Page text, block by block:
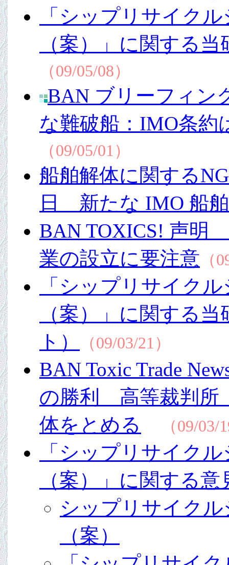
「シップリサイク
（案）」に関する
（09/05/08）
BAN ブリーフィ
な難破船：IMO条約
（09/05/01）
船舶解体に関する
日 新たな IMO 船
BAN TOXICS! 声明
業の設立に要注意 （
「シップリサイク
（案）」に関する
ト）
（09/03/21）
BAN Toxic Trade
の勝利 高等裁判所
体をとめる
（09/03/
「シップリサイク
（案）」に関する意
シップリサイク
（案）